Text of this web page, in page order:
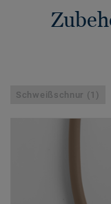
Schweißschnur (1)